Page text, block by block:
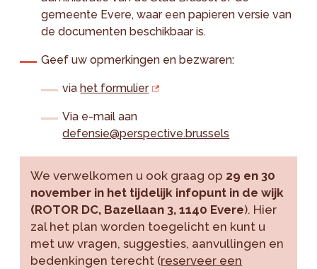
gemeente Evere, waar een papieren versie van
de documenten beschikbaar is.
Geef uw opmerkingen en bezwaren:
viahet formulier
Via e-mail aan
defensie@perspective.brussels
We verwelkomen u ook graag op 29 en 30
november in het tijdelijk infopunt in de wijk
(ROTOR DC, Bazellaan 3, 1140 Evere). Hier
zal het plan worden toegelicht en kunt u
met uw vragen, suggesties, aanvullingen en
bedenkingen terecht (reserveer een